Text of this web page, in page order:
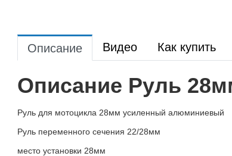
Описание Видео Как купить
Описание Руль
Руль для мотоцикла 28мм усиленный алюминиевый
Руль переменного сечения 22/28мм
место установки 28мм